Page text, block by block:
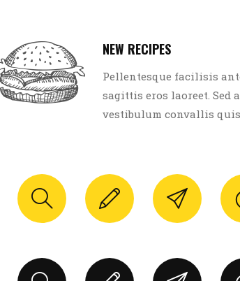
NEW RECIPES
Pellentesque facilisis
sagittis eros laoreet. Sed
vestibulum convallis